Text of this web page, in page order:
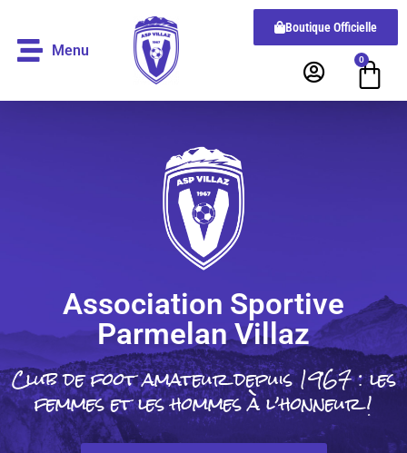
Menu
Boutique Officielle
0
Association Sportive
Parmelan Villaz
Club de foot amateur depuis 1967 : les
femmes et les hommes à l’honneur !